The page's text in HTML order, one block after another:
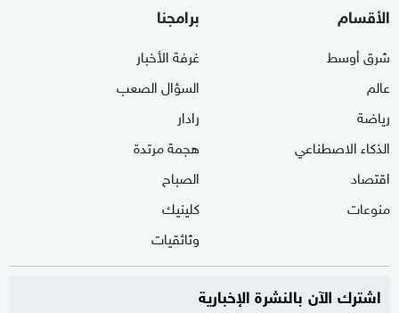
الأقسام
شرق أوسط
عالم
رياضة
الذكاء الاصطناعي
اقتصاد
منوعات
برامجنا
غرفة الأخبار
السؤال الصعب
رادار
هجمة مرتدة
الصباح
كلينيك
وثائقيات
اشترك الآن بالنشرة الإخبارية